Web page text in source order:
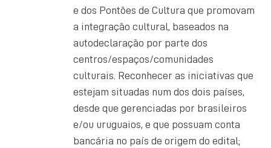
e dos Pontões de Cultura que promovam
a integração cultural, baseados na
autodeclaração por parte dos
centros/espaços/comunidades
culturais. Reconhecer as iniciativas que
estejam situadas num dos dois países,
desde que gerenciadas por brasileiros
e/ou uruguaios, e que possuam conta
bancária no país de origem do edital;